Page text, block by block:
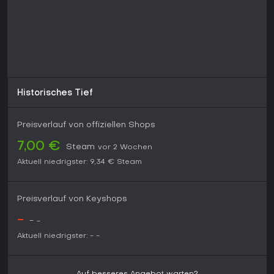
Historisches Tief
Preisverlauf von offiziellen Shops
7,00 € Steam vor 2 Wochen
Aktuell niedrigster: 9,34 € Steam
Preisverlauf von Keyshops
- - -
Aktuell niedrigster: - -